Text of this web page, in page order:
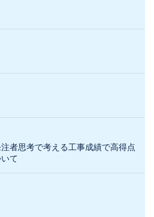
者思考で考える工事成績で高得点
て